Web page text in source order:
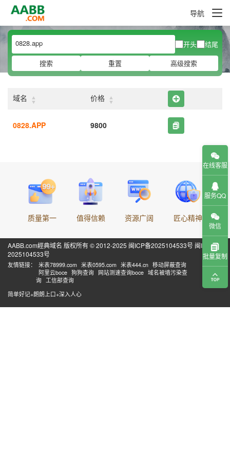
导航
开头
结尾
搜索
重置 高级搜索
域名 ▲
▼ 价格 ▲
▼
0828.APP 9800
质量第一 值得信赖 资源广阔 匠心精神
AABB.com經典域名 版权所有 © 2012-2025 闽ICP备2025104533号 闽ICP备
2025104533号
友情链接： 米表78999.com 米表0595.com 米表444.cn 移动屏蔽查询
阿里云boce 狗狗查询 网站测速查询boce 域名被墙污染查
询 工信部查询
简单好记+朗朗上口+深入人心
在线客服
服务QQ
微信
批量复制